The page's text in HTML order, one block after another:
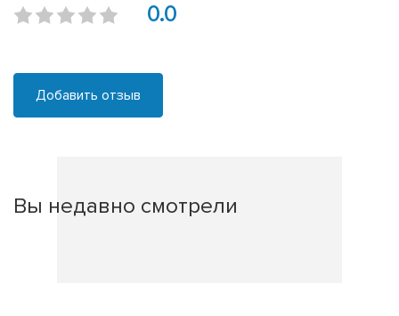
0.0
Добавить отзыв
Вы недавно смотрели